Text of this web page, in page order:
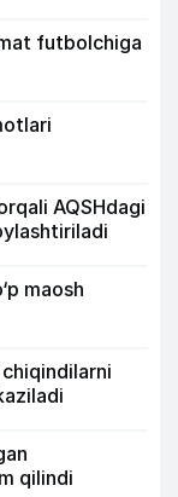
futbolchiga
AQSHdagi
maosh
qilindi